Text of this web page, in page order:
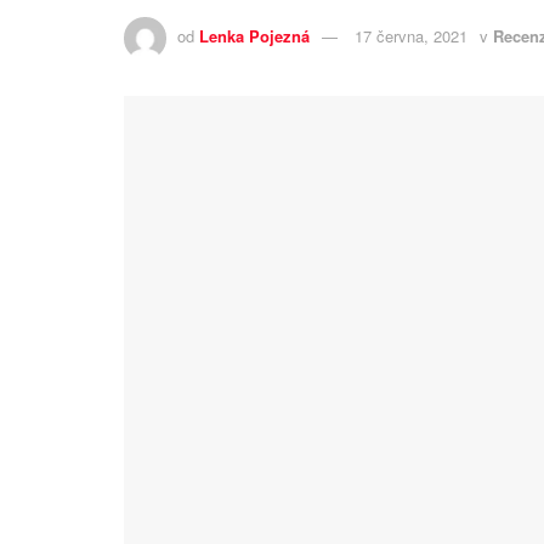
od Lenka Pojezná 17 června, 2021 v